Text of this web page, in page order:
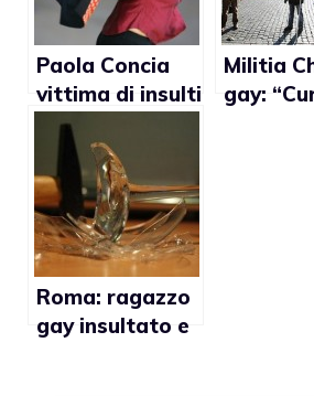
Paola Concia
vittima di insulti
omofobi
Militia
gay:
Roma: ragazzo
gay insultato e